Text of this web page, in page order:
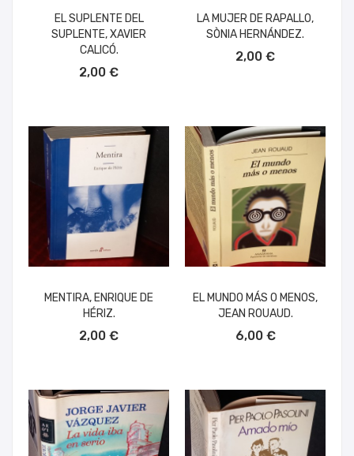
EL SUPLENTE DEL
SUPLENTE, XAVIER
CALICÓ.
2,00 €
LA MUJER DE RAPALLO,
SÒNIA HERNÁNDEZ.
2,00 €
MENTIRA, ENRIQUE DE
HÉRIZ.
2,00 €
EL MUNDO MÁS O MENOS,
JEAN ROUAUD.
6,00 €